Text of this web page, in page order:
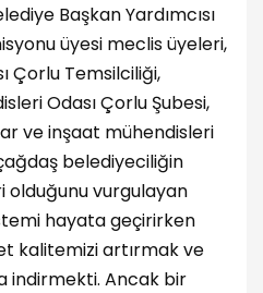
Başkan Yardımcısı
üyesi meclis üyeleri,
Çorlu Temsilciliği,
Odası Çorlu Şubesi,
ve inşaat mühendisleri
belediyeciliğin
vurgulayan
hayata geçirirken
kalitemizi artırmak ve
indirmekti. Ancak bir